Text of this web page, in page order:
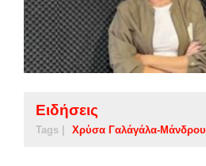
Ειδήσεις
Tags | Χρύσα Γαλάγάλα-Μάνδρου